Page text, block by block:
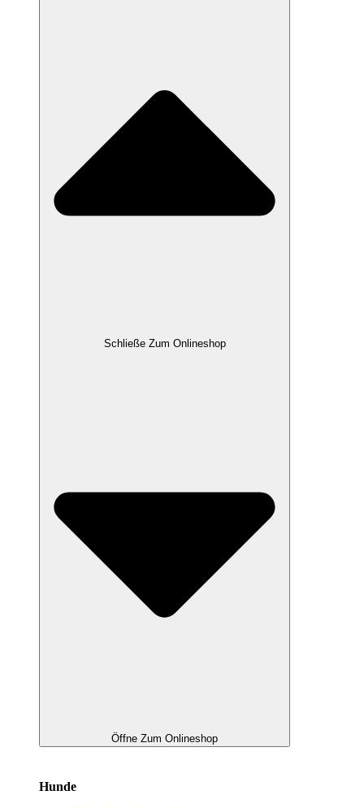
Schließe Zum Onlineshop
Öffne Zum Onlineshop
Hunde